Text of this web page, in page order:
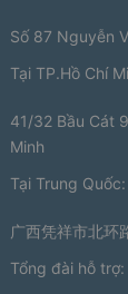
Số 87 Nguyễn
Tại TP.Hồ Chí
41/32 Bầu Cát
Minh
Tại Trung Quốc:
广西凭祥市北环
Tổng đài hỗ